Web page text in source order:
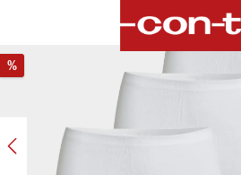
Bildergalerie überspringen
%Rabatt